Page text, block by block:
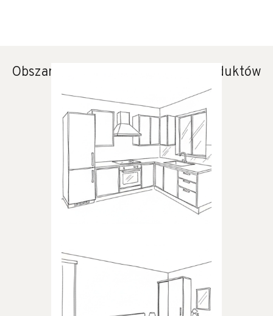
Obszary zastosowania naszych produktów
KUCHNIA
Produkty dedykowane do
kuchni